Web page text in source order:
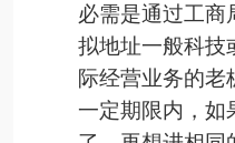
必需是通过工商
拟地址一般科技
际经营业务的老
一定期限内，如